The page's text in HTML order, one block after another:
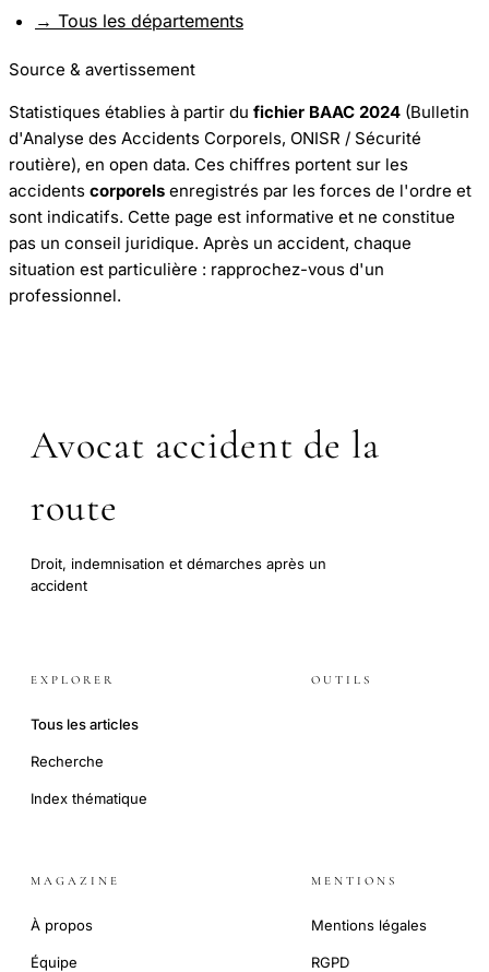
→ Tous les départements
Source & avertissement
Statistiques établies à partir du fichier BAAC 2024 (Bulletin
d'Analyse des Accidents Corporels, ONISR / Sécurité
routière), en open data. Ces chiffres portent sur les
accidents corporels enregistrés par les forces de l'ordre et
sont indicatifs. Cette page est informative et ne constitue
pas un conseil juridique. Après un accident, chaque
situation est particulière : rapprochez-vous d'un
professionnel.
Avocat accident de la
route
Droit, indemnisation et démarches après un
accident
EXPLORER
Tous les articles
Recherche
Index thématique
OUTILS
MAGAZINE
À propos
Équipe
MENTIONS
Mentions légales
RGPD